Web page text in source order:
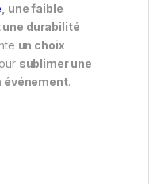
, une faible
une durabilité
un choix
sublimer une
événement.